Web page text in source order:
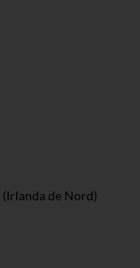
de Nord)